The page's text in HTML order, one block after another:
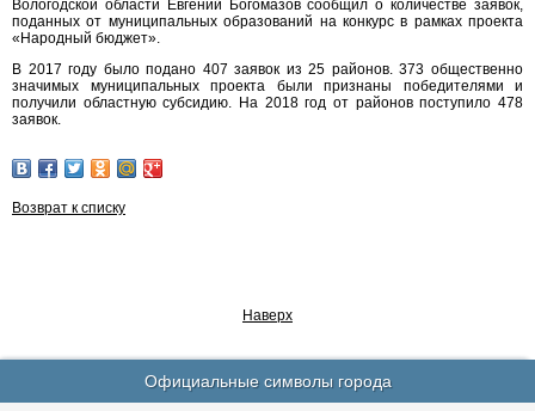
Вологодской области Евгений Богомазов сообщил о количестве заявок,
поданных от муниципальных образований на конкурс в рамках проекта
«Народный бюджет».
В 2017 году было подано 407 заявок из 25 районов. 373 общественно
значимых муниципальных проекта были признаны победителями и
получили областную субсидию. На 2018 год от районов поступило 478
заявок.
Возврат к списку
Наверх
Официальные символы города